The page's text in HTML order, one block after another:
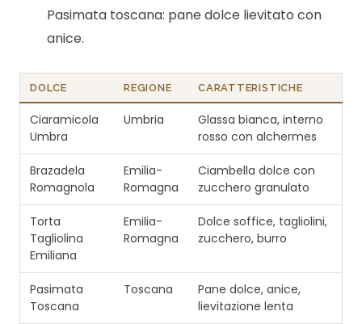
Pasimata toscana: pane dolce lievitato con
anice.
DOLCE REGIONE CARATTERISTICHE
Ciaramicola
Umbra
Umbria
Glassa bianca, interno
rosso con alchermes
Brazadela
Romagnola
Emilia-
Romagna
Ciambella dolce con
zucchero granulato
Torta
Tagliolina
Emiliana
Emilia-
Romagna
Dolce soffice, tagliolini,
zucchero, burro
Pasimata
Toscana
Toscana
Pane dolce, anice,
lievitazione lenta